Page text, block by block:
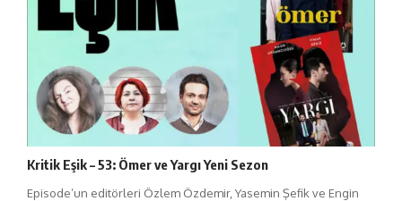
Kritik Eşik – 53: Ömer ve Yargı Yeni Sezon
Episode’un editörleri Özlem Özdemir, Yasemin Şefik ve Engin